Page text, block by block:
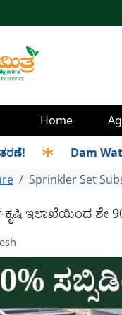
Home
✱ Dam Water
Sprinkler Set
ಕೃಷಿ ಇಲಾಖೆಯಿಂದ ಶೇ